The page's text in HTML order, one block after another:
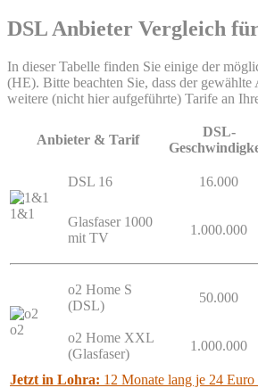
DSL Anbieter Vergleich
In dieser Tabelle finden Sie einige der
(HE). Bitte beachten Sie, dass der gewählte
weitere (nicht hier aufgeführte) Tarife an
Anbieter & Tarif
DSL-
1&1
DSL 16 16.000
Glasfaser 1000
mit TV
1.000.000
o2
o2 Home S
(DSL)
50.000
o2 Home XXL
(Glasfaser)
1.000.000
Jetzt in Lohra: 12 Monate lang je 24 Euro